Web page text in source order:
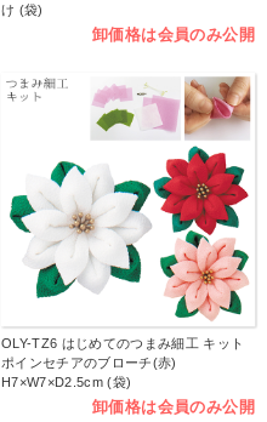
け (袋)
卸価格は会員のみ公開
OLY-TZ6 はじめてのつまみ細工 キット
ポインセチアのブローチ(赤)
H7×W7×D2.5cm (袋)
卸価格は会員のみ公開